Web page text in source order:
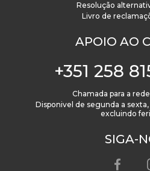
Resolução
Livro de
APOIO AO
+351 258
Chamada para a
Disponivel de segunda a
excluindo
SIGA-